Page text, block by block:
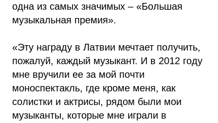
одна из самых значимых – «Большая
музыкальная премия».
«Эту награду в Латвии мечтает получить,
пожалуй, каждый музыкант. И в 2012 году
мне вручили ее за мой почти
моноспектакль, где кроме меня, как
солистки и актрисы, рядом были мои
музыканты, которые мне играли в